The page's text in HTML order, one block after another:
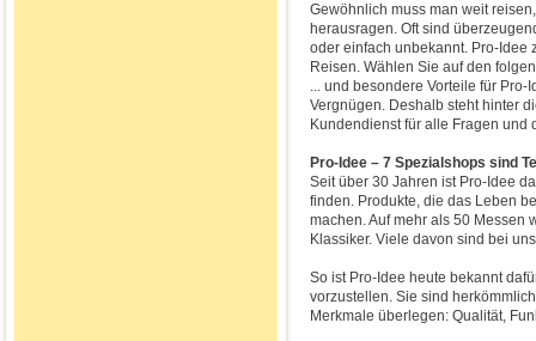
Gewöhnlich muss man weit
herausragen. Oft sind
oder einfach unbekannt. Pro-Idee
Reisen. Wählen Sie auf den
... und besondere Vorteile für
Vergnügen. Deshalb steht hinter
Kundendienst für alle Fragen und
Pro-Idee – 7 Spezialshops sind
Seit über 30 Jahren ist Pro-Idee
finden. Produkte, die das Leben
machen. Auf mehr als 50 Messen
Klassiker. Viele davon sind bei
So ist Pro-Idee heute bekannt
vorzustellen. Sie sind
Merkmale überlegen: Qualität,